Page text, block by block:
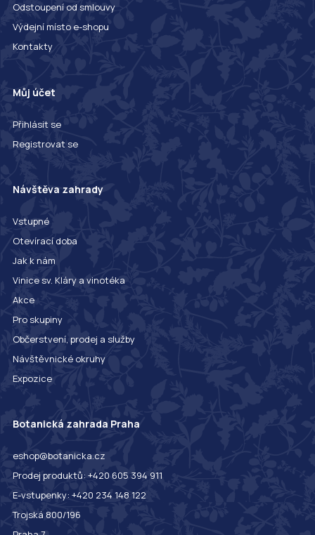
Odstoupení od smlouvy
Výdejní místo e-shopu
Kontakty
Můj účet
Přihlásit se
Registrovat se
Návštěva zahrady
Vstupné
Otevírací doba
Jak k nám
Vinice sv. Kláry a vinotéka
Akce
Pro skupiny
Občerstvení, prodej a služby
Návštěvnické okruhy
Expozice
Botanická zahrada Praha
eshop@botanicka.cz
Prodej produktů: +420 605 394 911
E-vstupenky: +420 234 148 122
Trojská 800/196